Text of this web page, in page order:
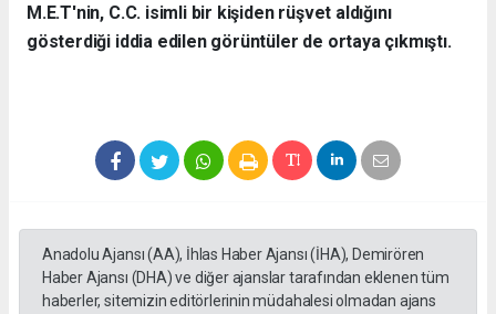
M.E.T'nin, C.C. isimli bir kişiden rüşvet aldığını
gösterdiği iddia edilen görüntüler de ortaya çıkmıştı.
Anadolu Ajansı (AA), İhlas Haber Ajansı (İHA), Demirören
Haber Ajansı (DHA) ve diğer ajanslar tarafından eklenen tüm
haberler, sitemizin editörlerinin müdahalesi olmadan ajans